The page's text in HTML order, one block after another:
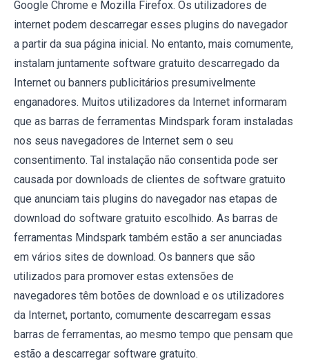
Google Chrome e Mozilla Firefox. Os utilizadores de
internet podem descarregar esses plugins do navegador
a partir da sua página inicial. No entanto, mais comumente,
instalam juntamente software gratuito descarregado da
Internet ou banners publicitários presumivelmente
enganadores. Muitos utilizadores da Internet informaram
que as barras de ferramentas Mindspark foram instaladas
nos seus navegadores de Internet sem o seu
consentimento. Tal instalação não consentida pode ser
causada por downloads de clientes de software gratuito
que anunciam tais plugins do navegador nas etapas de
download do software gratuito escolhido. As barras de
ferramentas Mindspark também estão a ser anunciadas
em vários sites de download. Os banners que são
utilizados para promover estas extensões de
navegadores têm botões de download e os utilizadores
da Internet, portanto, comumente descarregam essas
barras de ferramentas, ao mesmo tempo que pensam que
estão a descarregar software gratuito.